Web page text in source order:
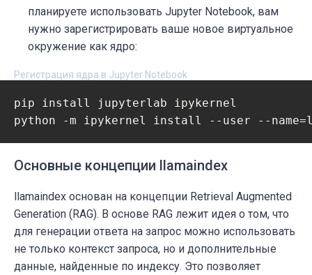
планируете использовать Jupyter Notebook, вам
нужно зарегистрировать ваше новое виртуальное
окружение как ядро:
Регистрация ядра в Jupyter Notebook
pip install jupyterlab ipykernel
Основные концепции llamaindex
llamaindex основан на концепции Retrieval Augmented
Generation (RAG). В основе RAG лежит идея о том, что
для генерации ответа на запрос можно использовать
не только контекст запроса, но и дополнительные
данные, найденные по индексу. Это позволяет